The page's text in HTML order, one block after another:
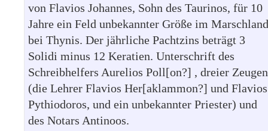
von Flavios Johannes, Sohn des Taurinos, für 10
Jahre ein Feld unbekannter Größe im Marschland
bei Thynis. Der jährliche Pachtzins beträgt 3
Solidi minus 12 Keratien. Unterschrift des
Schreibhelfers Aurelios Poll[on?] , dreier Zeugen
(die Lehrer Flavios Her[aklammon?] und Flavios
Pythiodoros, und ein unbekannter Priester) und
des Notars Antinoos.